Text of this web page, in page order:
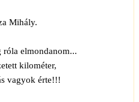
Mihály.
róla elmondanom...
kilométer,
vagyok érte!!!